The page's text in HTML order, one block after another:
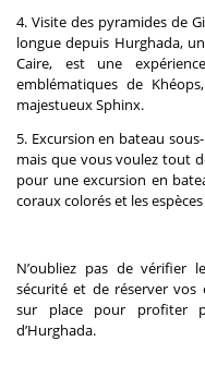
4. Visite des pyramides de
longue depuis Hurghada,
Caire, est une
emblématiques de
majestueux Sphinx.
5. Excursion en bateau
mais que vous voulez tout
pour une excursion en
coraux colorés et les
N’oubliez pas de vérifier
sécurité et de réserver vos
sur place pour profiter
d’Hurghada.